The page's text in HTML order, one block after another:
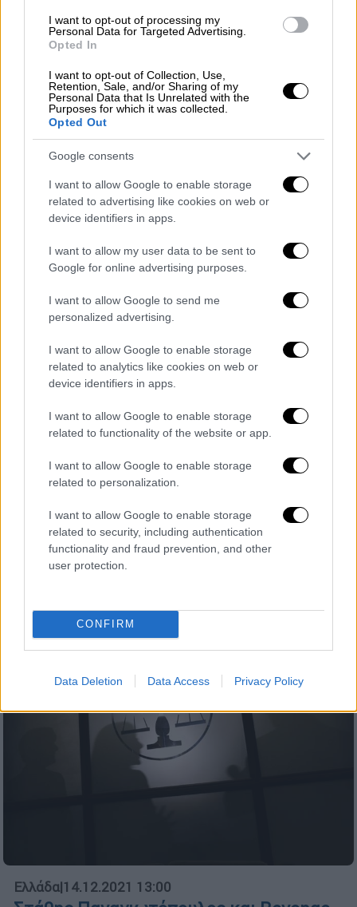
I want to opt-out of processing my
Personal Data for Targeted Advertising.
Opted In
I want to opt-out of Collection, Use,
Retention, Sale, and/or Sharing of my
Personal Data that Is Unrelated with the
Purposes for which it was collected.
Opted Out
Google consents
I want to allow Google to enable storage
related to advertising like cookies on web or
device identifiers in apps.
I want to allow my user data to be sent to
Google for online advertising purposes.
I want to allow Google to send me
personalized advertising.
I want to allow Google to enable storage
related to analytics like cookies on web or
device identifiers in apps.
I want to allow Google to enable storage
related to functionality of the website or app.
I want to allow Google to enable storage
related to personalization.
I want to allow Google to enable storage
related to security, including authentication
functionality and fraud prevention, and other
user protection.
CONFIRM
Data Deletion Data Access Privacy Policy
Market|06.07.2022 17:06
Έξι πράγματα για να θυμάσαι όταν
Παίζοντας και στοιχηματίζοντας στο
ίντερνετ θα πρέπει να έχεις και κάποιες
βασικές προϋποθέσεις στο μυαλό σου, που
κάνουν το παιχνίδι ασφαλέστερο
Τεχνολογία |16.01.2022 18:12
Οπτικές ίνες: Καθ’ οδόν η
«αποχαλκοποίηση» – Το σχέδιο για να
αυξηθούν οι ταχύτητες του ίντερνετ
στην Ελλάδα
Επιτάχυνση κατασκευής δικτύων νέας
γενιάς προαναγγέλλει μέσω του ethnos.gr ο
Ελλάδα|14.12.2021 13:00